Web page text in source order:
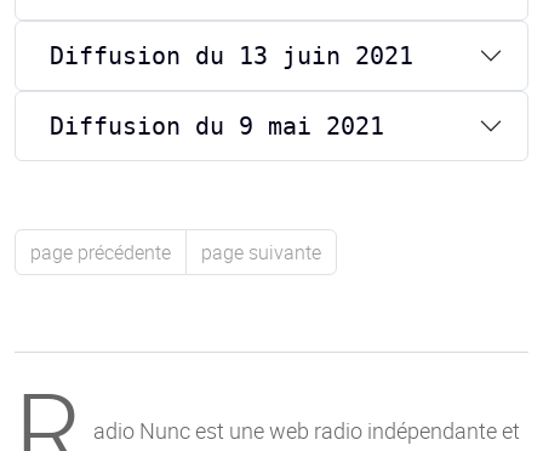
Diffusion du 13 juin 2021
Diffusion du 9 mai 2021
page précédente page suivante
adio Nunc est une web radio indépendante et